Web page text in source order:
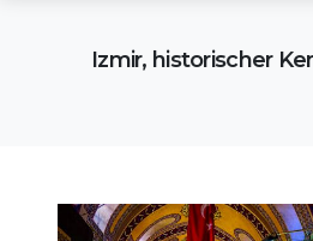
Izmir, historischer